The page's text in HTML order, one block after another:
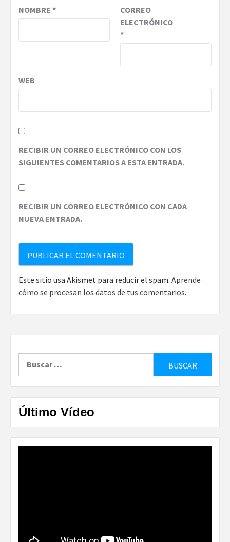
NOMBRE *
CORREO
ELECTRÓNICO
*
WEB
RECIBIR UN CORREO ELECTRÓNICO CON LOS
SIGUIENTES COMENTARIOS A ESTA ENTRADA.
RECIBIR UN CORREO ELECTRÓNICO CON CADA
NUEVA ENTRADA.
Este sitio usa Akismet para reducir el spam. Aprende
cómo se procesan los datos de tus comentarios.
Último Vídeo